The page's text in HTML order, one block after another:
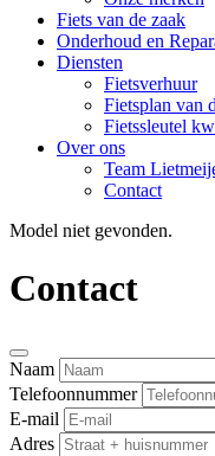
Fiets van de zaak
Onderhoud en
Diensten
Fietsverhuur
Fietsplan van
Fietssleutel
Over ons
Team
Contact
Model niet gevonden.
Contact
Naam
Telefoonnummer
E-mail
Adres